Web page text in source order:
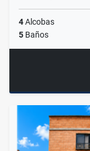
4Alcobas
5 Baños